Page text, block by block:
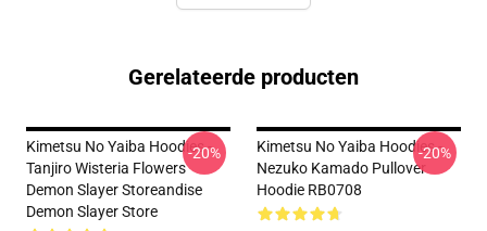
Gerelateerde producten
Kimetsu No Yaiba Hoodies -
Tanjiro Wisteria Flowers
Demon Slayer Storeandise
Demon Slayer Store
-20%
Kimetsu No Yaiba Hoodies -
Nezuko Kamado Pullover
Hoodie RB0708
-20%